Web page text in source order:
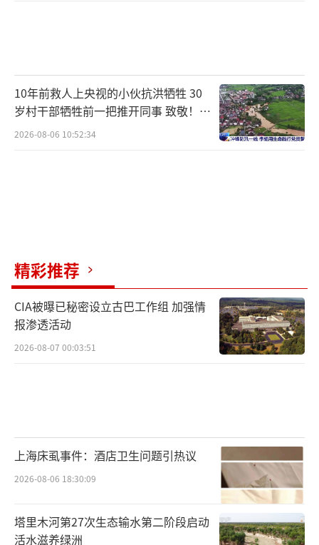
10年前救人上央视的小伙抗洪牺牲 30
岁村干部牺牲前一把推开同事 致敬！送
别！
2026-08-06 10:52:34
精彩推荐
CIA被曝已秘密设立古巴工作组 加强情
报渗透活动
2026-08-07 00:03:51
上海床虱事件：酒店卫生问题引热议
2026-08-06 18:30:09
塔里木河第27次生态输水第二阶段启动
活水滋养绿洲